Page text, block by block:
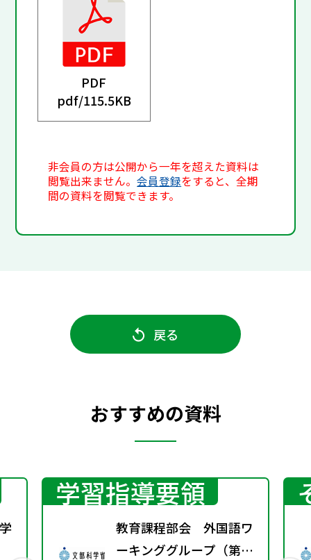
PDF
pdf/115.5KB
非会員の方は公開から一年を超えた資料は
閲覧出来ません。会員登録をすると、全期
間の資料を閲覧できます。
戻る
おすすめの資料
学習指導要領
教育課程部会 外国語ワ
ーキンググループ（第12